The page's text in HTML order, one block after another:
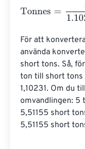
Tonnes Short
För att
använda
short tons. Så,
ton till short tons
1,10231. Om du
omvandlingen: 5
5,51155 short
5,51155 short